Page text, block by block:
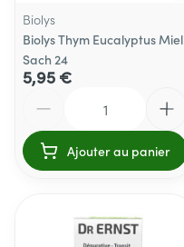
Biolys
Biolys Thym Eucalyptus Miel
Sach 24
5,95 €
Ajouter au panier